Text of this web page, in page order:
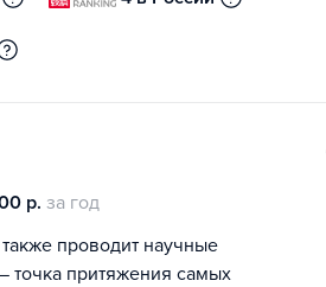
р. за год
проводит научные
притяжения самых